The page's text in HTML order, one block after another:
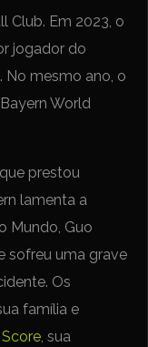
Club. Em 2023, o
jogador do
No mesmo ano, o
World
prestou
lamenta a
Mundo, Guo
sofreu uma grave
Os
família e
, sua